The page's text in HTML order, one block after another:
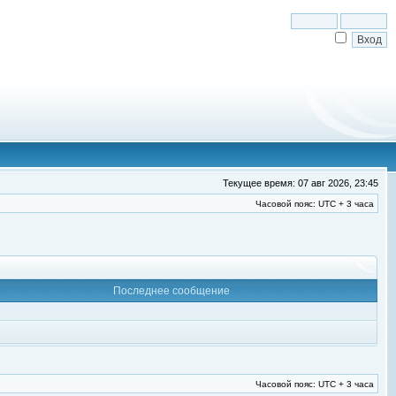
Текущее время: 07 авг 2026, 23:45
Часовой пояс: UTC + 3 часа
Последнее сообщение
Часовой пояс: UTC + 3 часа